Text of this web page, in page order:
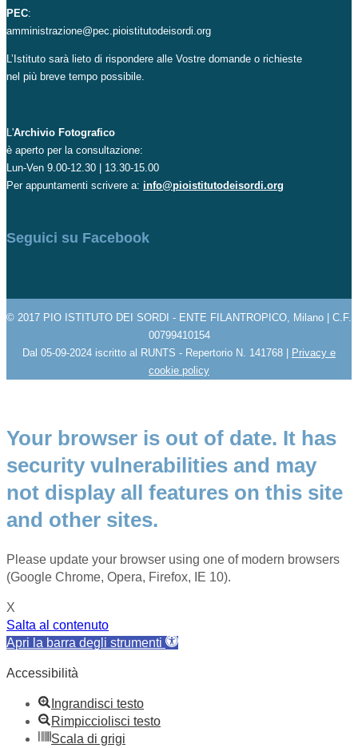
PEC:
amministrazione@pec.pioistitutodeisordi.org
L’Istituto sarà lieto di rispondere alle Vostre domande o richieste
nel più breve tempo possibile.
L'Archivio Fotografico
è aperto per la consultazione:
Lun-Ven 9.00-12.30 | 13.30-15.00
Per appuntamenti scrivere a: info@pioistitutodeisordi.org
Seguici su Facebook
© 2017 PIO ISTITUTO DEI SORDI - ENTE FILANTROPICO, Milano | C.F.
00799410154
Dal 05-09-2024 iscritto al RUNTS - Repertorio N. 141768 |
Privacy e
cookie policy
Your browser is out of date. It has
security vulnerabilities and may
not display all features on this site
and other sites.
Please update your browser using one of modern browsers
(Google Chrome, Opera, Firefox, IE 10).
X
Salta al contenuto
Apri la barra degli strumenti
Accessibilità
Ingrandisci testo
Rimpicciolisci testo
Scala di grigi